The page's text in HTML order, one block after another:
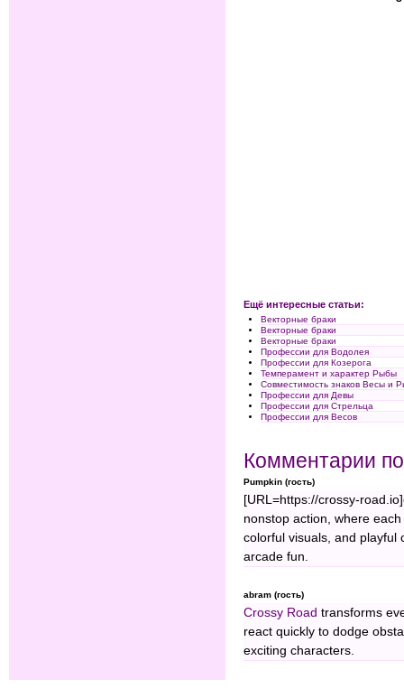
Ещё интересные статьи:
Векторные браки
Векторные браки
Векторные браки
Профессии для Водолея
Профессии для Козерога
Темперамент и характер Рыбы
Совместимость знаков Весы и
Профессии для Девы
Профессии для Стрельца
Профессии для Весов
Комментарии
Pumpkin (гость)
[URL=https://crossy-
nonstop action, where
colorful visuals, and playful
arcade fun.
abram (гость)
Crossy Road transforms
react quickly to dodge
exciting characters.